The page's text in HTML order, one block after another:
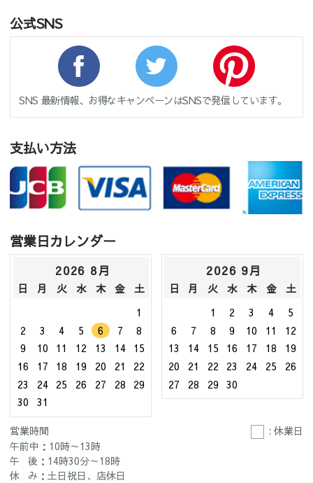
公式SNS
SNS 最新情報、お得なキャンペーンはSNSで発信しています。
支払い方法
営業日カレンダー
2026 8月
日 月 火 水 木 金
土
1
2
3 4 5 6 7
8
9
10 11 12 13 14
15
16
17 18 19 20 21
22
23
24 25 26 27 28
29
30
31
2026 9月
日 月 火 水 木 金
土
1
2 3 4
5
6
7 8 9 10 11
12
13
14 15 16 17 18
19
20
21 22 23 24 25
26
27
28 29 30
営業時間
: 休業日
午前中：10時～13時
午 後：14時30分～18時
休 み：土日祝日、店休日